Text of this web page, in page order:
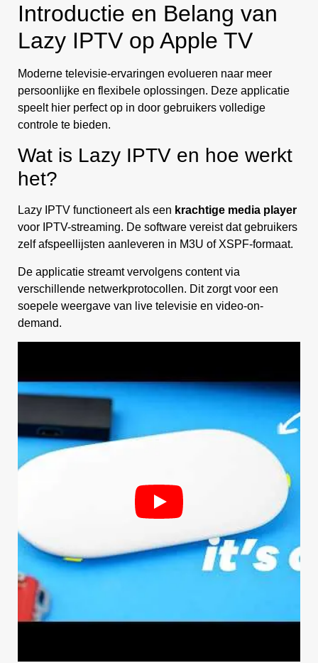
Introductie en Belang van
Lazy IPTV op Apple TV
Moderne televisie-ervaringen evolueren naar meer
persoonlijke en flexibele oplossingen. Deze applicatie
speelt hier perfect op in door gebruikers volledige
controle te bieden.
Wat is Lazy IPTV en hoe werkt
het?
Lazy IPTV functioneert als een krachtige media player
voor IPTV-streaming. De software vereist dat gebruikers
zelf afspeellijsten aanleveren in M3U of XSPF-formaat.
De applicatie streamt vervolgens content via
verschillende netwerkprotocollen. Dit zorgt voor een
soepele weergave van live televisie en video-on-
demand.